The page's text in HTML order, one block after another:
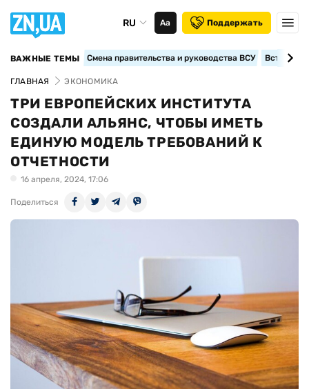
RU Аа Поддержать
ВАЖНЫЕ ТЕМЫ Смена правительства и руководства ВСУ
ГЛАВНАЯ ЭКОНОМИКА
ТРИ ЕВРОПЕЙСКИХ ИНСТИТУТА
СОЗДАЛИ АЛЬЯНС, ЧТОБЫ ИМЕТЬ
ЕДИНУЮ МОДЕЛЬ ТРЕБОВАНИЙ К
ОТЧЕТНОСТИ
16 апреля, 2024, 17:06
Поделиться